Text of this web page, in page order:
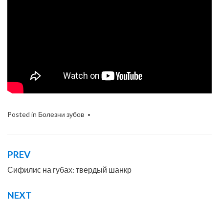
Posted in Болезни зубов
Навигация
по
записям
PREV
Сифилис на губах: твердый шанкр
NEXT